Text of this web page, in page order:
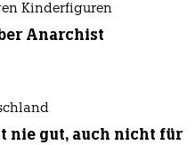
Kinderfiguren
Anarchist
nie gut, auch nicht für